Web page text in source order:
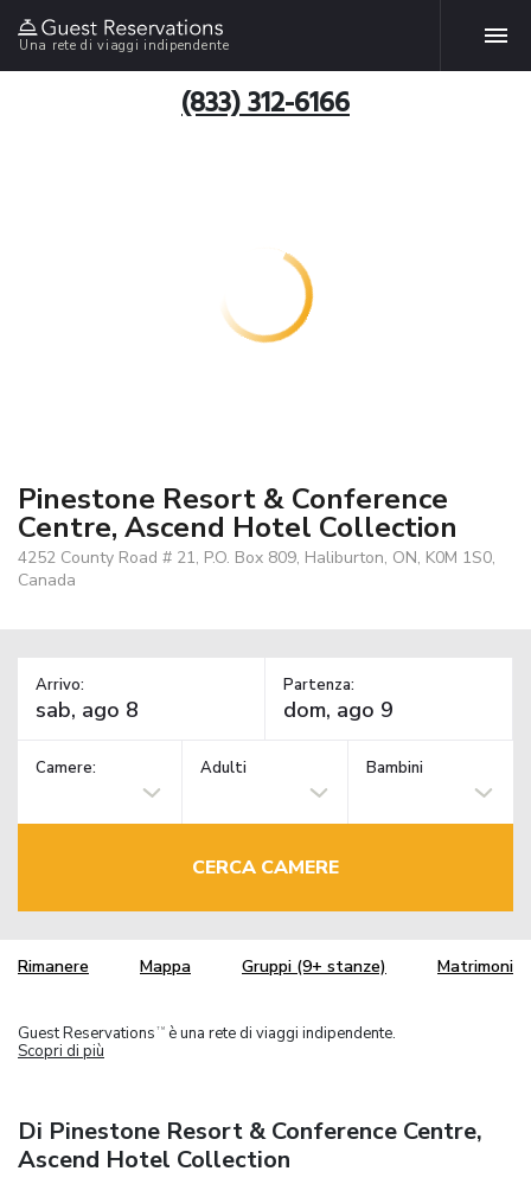
Una rete di viaggi indipendente
(833) 312-6166
Pinestone Resort & Conference
Centre, Ascend Hotel Collection
4252 County Road # 21, P.O. Box 809, Haliburton, ON, K0M 1S0,
Canada
Arrivo: Partenza:
Camere: Adulti Bambini
CERCA CAMERE
Rimanere Mappa Gruppi (9+ stanze) Matrimoni
Guest Reservations TM
è una rete di viaggi indipendente.
Scopri di più
Di Pinestone Resort & Conference Centre,
Ascend Hotel Collection